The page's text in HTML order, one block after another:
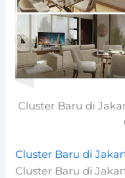
Cluster Baru di
Cluster Baru di
Cluster Baru di